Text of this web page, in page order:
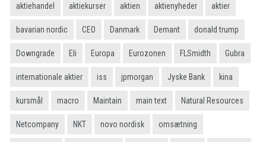
aktiehandel aktiekurser aktien aktienyheder aktier
bavarian nordic CEO Danmark Demant donald trump
Downgrade Eli Europa Eurozonen FLSmidth Gubra
internationale aktier iss jpmorgan Jyske Bank kina
kursmål macro Maintain main text Natural Resources
Netcompany NKT novo nordisk omsætning